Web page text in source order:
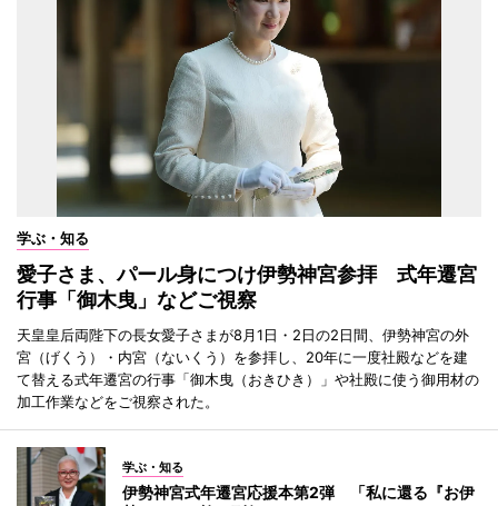
学ぶ・知る
愛子さま、パール身につけ伊勢神宮参拝 式年遷宮
行事「御木曳」などご視察
天皇皇后両陛下の長女愛子さまが8月1日・2日の2日間、伊勢神宮の外
宮（げくう）・内宮（ないくう）を参拝し、20年に一度社殿などを建
て替える式年遷宮の行事「御木曳（おきひき）」や社殿に使う御用材の
加工作業などをご視察された。
学ぶ・知る
伊勢神宮式年遷宮応援本第2弾 「私に還る『お伊